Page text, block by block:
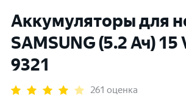
Аккумуляторы для
SAMSUNG (5.2 Ач) 15
9321
261 оценка